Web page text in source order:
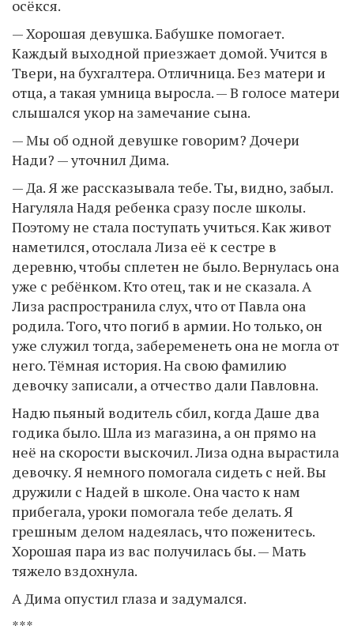
осёкся.
— Хорошая девушка. Бабушке помогает.
Каждый выходной приезжает домой. Учится в
Твери, на бухгалтера. Отличница. Без матери и
отца, а такая умница выросла. — В голосе матери
слышался укор на замечание сына.
— Мы об одной девушке говорим? Дочери
Нади? — уточнил Дима.
— Да. Я же рассказывала тебе. Ты, видно, забыл.
Нагуляла Надя ребенка сразу после школы.
Поэтому не стала поступать учиться. Как живот
наметился, отослала Лиза её к сестре в
деревню, чтобы сплетен не было. Вернулась она
уже с ребёнком. Кто отец, так и не сказала. А
Лиза распространила слух, что от Павла она
родила. Того, что погиб в армии. Но только, он
уже служил тогда, забеременеть она не могла от
него. Тёмная история. На свою фамилию
девочку записали, а отчество дали Павловна.
Надю пьяный водитель сбил, когда Даше два
годика было. Шла из магазина, а он прямо на
неё на скорости выскочил. Лиза одна вырастила
девочку. Я немного помогала сидеть с ней. Вы
дружили с Надей в школе. Она часто к нам
прибегала, уроки помогала тебе делать. Я
грешным делом надеялась, что поженитесь.
Хорошая пара из вас получилась бы. — Мать
тяжело вздохнула.
А Дима опустил глаза и задумался.
***